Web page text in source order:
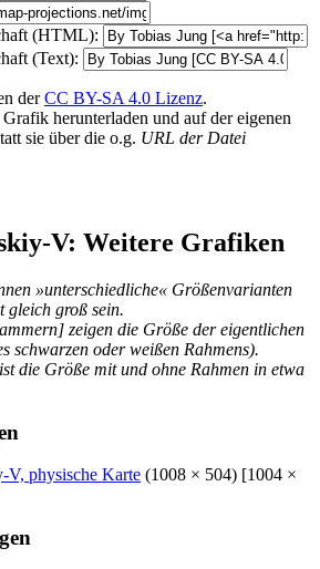
(HTML):
(Text):
derCC BY-SA 4.0 Lizenz.
herunterladen und auf der eigenen
sie über die o.g. URL der Datei
V: Weitere Grafiken
»unterschiedliche« Größenvarianten
gleich groß sein.
zeigen die Größe der eigentlichen
schwarzen oder weißen Rahmens).
die Größe mit und ohne Rahmen in etwa
V, physische Karte (1008 × 504) [1004 ×